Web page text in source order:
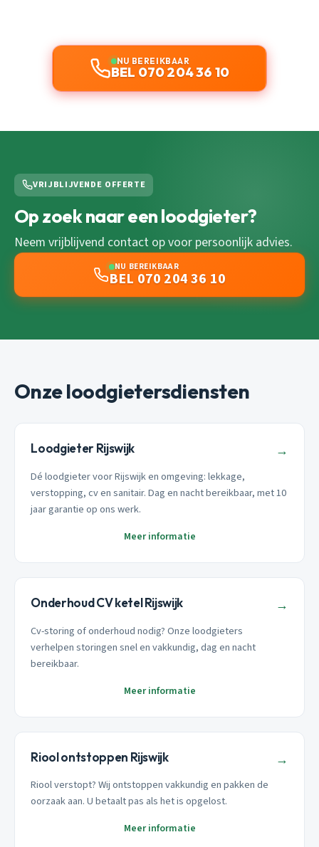
NU BEREIKBAAR
BEL 070 204 36 10
VRIJBLIJVENDE OFFERTE
Op zoek naar een loodgieter?
Neem vrijblijvend contact op voor persoonlijk advies.
NU BEREIKBAAR
BEL 070 204 36 10
Onze loodgietersdiensten
Loodgieter Rijswijk →
Dé loodgieter voor Rijswijk en omgeving: lekkage,
verstopping, cv en sanitair. Dag en nacht bereikbaar, met 10
jaar garantie op ons werk.
Meer informatie
Onderhoud CV ketel Rijswijk →
Cv-storing of onderhoud nodig? Onze loodgieters
verhelpen storingen snel en vakkundig, dag en nacht
bereikbaar.
Meer informatie
Riool ontstoppen Rijswijk →
Riool verstopt? Wij ontstoppen vakkundig en pakken de
oorzaak aan. U betaalt pas als het is opgelost.
Meer informatie